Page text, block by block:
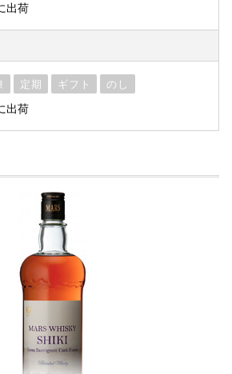
出荷
定期 ギフト のし
出荷